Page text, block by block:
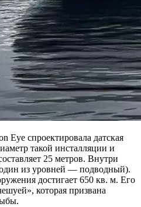
Eye спроектировала датская
такой инсталляции и
25 метров. Внутри
из уровней — подводный).
достигает 650 кв. м. Его
которая призвана